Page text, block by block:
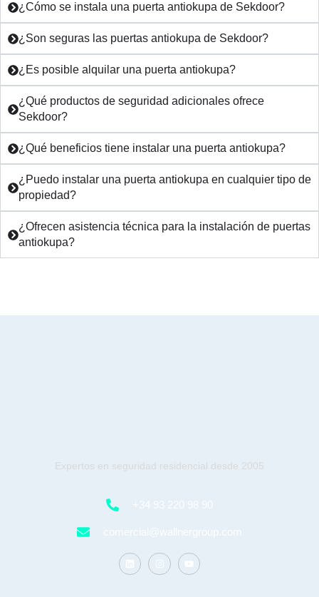
¿Cómo se instala una puerta antiokupa de Sekdoor?
¿Son seguras las puertas antiokupa de Sekdoor?
¿Es posible alquilar una puerta antiokupa?
¿Qué productos de seguridad adicionales ofrece
Sekdoor?
¿Qué beneficios tiene instalar una puerta antiokupa?
¿Puedo instalar una puerta antiokupa en cualquier tipo de
propiedad?
¿Ofrecen asistencia técnica para la instalación de puertas
antiokupa?
Expertos en seguridad residencial desde 2005
+34 93 220 98 90
comercial@wallnergroup.com